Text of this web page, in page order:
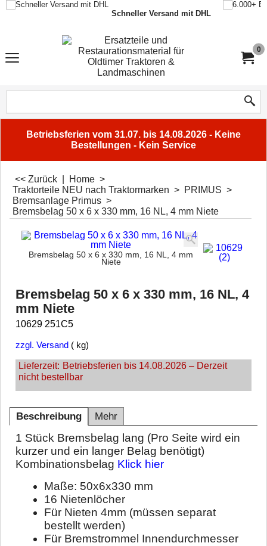
Schneller Versand mit DHL
0
Betriebsferien vom 31.07. bis 14.08.2026 - Keine
Bestellungen - Kein Service
<< Zurück Home >
Traktorteile NEU nach Traktormarken > PRIMUS >
Bremsanlage Primus >
Bremsbelag 50 x 6 x 330 mm, 16 NL, 4 mm Niete
Bremsbelag 50 x 6 x 330 mm, 16 NL, 4 mm
Niete
Bremsbelag 50 x 6 x 330 mm, 16 NL, 4
mm Niete
10629 251C5
zzgl. Versand kg
Lieferzeit: Betriebsferien bis 14.08.2026 – Derzeit
nicht bestellbar
Beschreibung Mehr
1 Stück Bremsbelag lang (Pro Seite wird ein
kurzer und ein langer Belag benötigt)
Kombinationsbelag Klick hier
Maße: 50x6x330 mm
16 Nietenlöcher
Für Nieten 4mm (müssen separat
bestellt werden)
Für Bremstrommel Innendurchmesser